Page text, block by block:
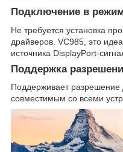
Подключение в
Не требуется установка
драйверов. VC985, это
источника DisplayPort-
Поддержка
Поддерживает разрешение
совместимым со всеми